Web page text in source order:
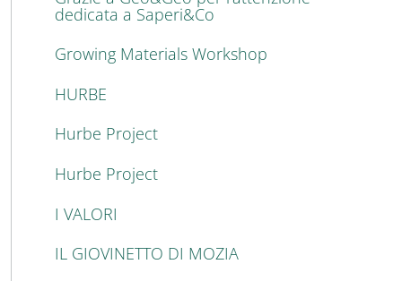
dedicata a Saperi&Co
Growing Materials Workshop
HURBE
Hurbe Project
Hurbe Project
I VALORI
IL GIOVINETTO DI MOZIA